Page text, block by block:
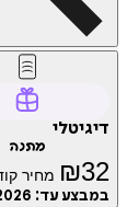
דיגיטלי
מתנה
₪32 מחיר
במבצע עד: